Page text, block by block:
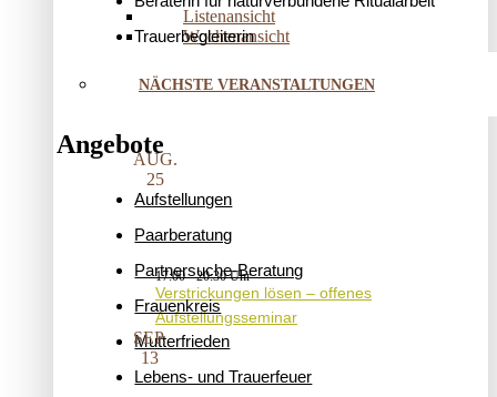
Listenansicht
Wochenansicht
NÄCHSTE VERANSTALTUNGEN
AUG.
25
17:00-20:30
Verstrickungen lösen – offenes
Aufstellungsseminar
SEP.
13
Trauerbegleiterin
Angebote
Aufstellungen
Paarberatung
Partnersuche-Beratung
Frauenkreis
Mutterfrieden
Lebens- und Trauerfeuer